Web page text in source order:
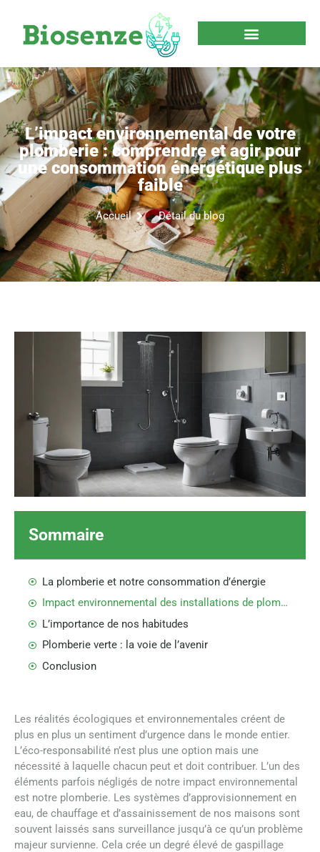
L’impact environnemental de votre
plomberie : comprendre et agir pour
une consommation énergétique plus
faible
Accueil Détail du blog
Sommaire
La plomberie et notre consommation d’énergie
Impact environnemental des installations de plomberie
L’importance de nos habitudes
Plomberie verte : la voie de l’avenir
Conclusion
Les réalités écologiques et environnementales créent de
plus en plus un sentiment d’urgence dans le monde entier.
L’éco-responsabilité n’est plus une option mais une
nécessité à laquelle chacun peut et doit contribuer. L’un des
éléments parfois négligés de notre impact environnemental
est notre plomberie. Les systèmes d’approvisionnement en
eau, de chauffage et d’assainissement de nos maisons sont
souvent laissés sans surveillance jusqu’à ce qu’un problème
majeur survienne. Cela crée un degré élevé de gaspillage